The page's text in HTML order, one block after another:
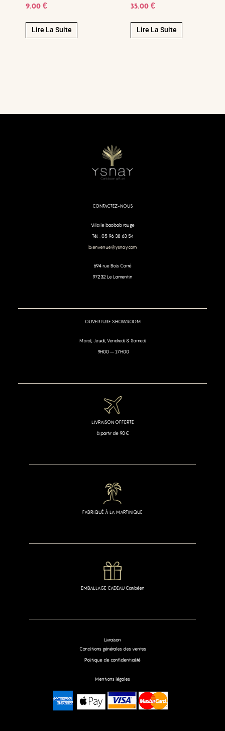
9.00€
Lire La Suite
35.00€
Lire La Suite
CONTACTEZ-NOUS
Villa le baobab rouge
Tél. : 05 96 38 63 54
bienvenue@ysnay.com
694 rue Bois Carré
97232 Le Lamentin
OUVERTURE SHOWROOM
Mardi, Jeudi, Vendredi & Samedi
9H00 – 17H00
EMBALLAGE CADEAU Caribéen
FABRIQUÉ À LA MARTINIQUE
LIVRAISON OFFERTE
à partir de 90€
Mentions légales
Politique de confidentialité
Conditions générales des ventes
Livraison